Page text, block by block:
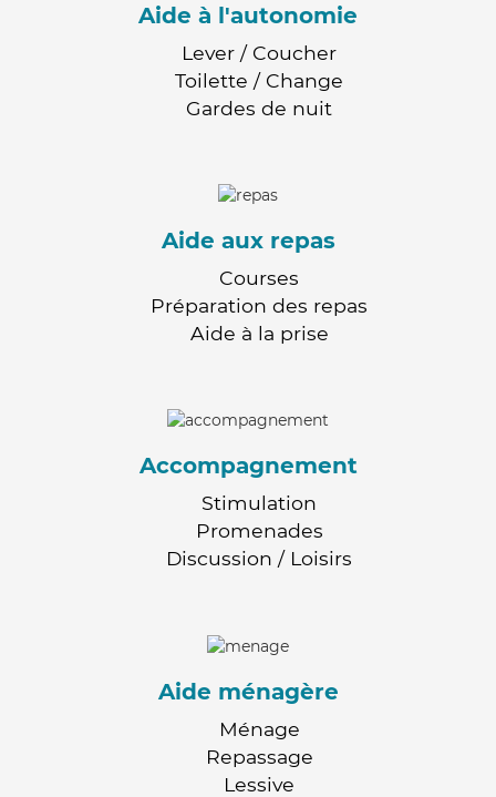
Aide à l'autonomie
Lever / Coucher
Toilette / Change
Gardes de nuit
Aide aux repas
Courses
Préparation des repas
Aide à la prise
Accompagnement
Stimulation
Promenades
Discussion / Loisirs
Aide ménagère
Ménage
Repassage
Lessive